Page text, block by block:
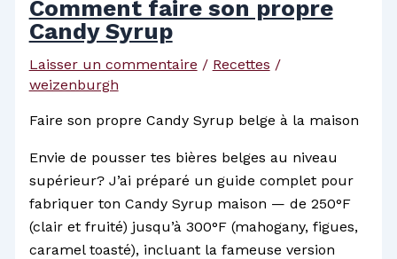
Comment faire son propre
Candy Syrup
Laisser un commentaire / Recettes /
weizenburgh
Faire son propre Candy Syrup belge à la maison
Envie de pousser tes bières belges au niveau
supérieur? J’ai préparé un guide complet pour
fabriquer ton Candy Syrup maison — de 250°F
(clair et fruité) jusqu’à 300°F (mahogany, figues,
caramel toasté), incluant la fameuse version